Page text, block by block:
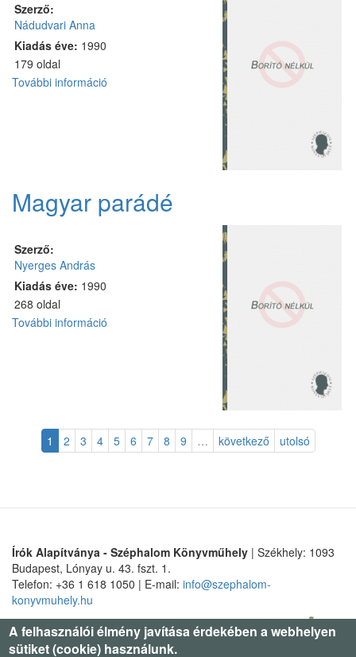
Szerző:
Nádudvari Anna
Kiadás éve: 1990
179 oldal
További információ
Magyar parádé
Szerző:
Nyerges András
Kiadás éve: 1990
268 oldal
További információ
1 2 3 4 5 6 7 8 9 … következő utolsó
Írók Alapítványa - Széphalom Könyvműhely | Székhely: 1093
Budapest, Lónyay u. 43. fszt. 1.
Telefon: +36 1 618 1050 | E-mail: info@szephalom-
konyvmuhely.hu
A felhasználói élmény javítása érdekében a webhelyen
sütiket (cookie) használunk.